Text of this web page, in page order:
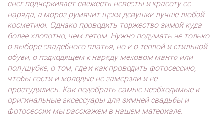
снег подчеркивает свежесть невесты и красоту ее
наряда, а мороз румянит щеки девушки лучше любой
косметики. Однако проводить торжество зимой куда
более хлопотно, чем летом. Нужно подумать не только
о выборе свадебного платья, но и о теплой и стильной
обуви, о подходящем к наряду меховом манто или
полушубке, о том, где и как проводить фотосессию,
чтобы гости и молодые не замерзли и не
простудились. Как подобрать самые необходимые и
оригинальные аксессуары для зимней свадьбы и
фотосессии мы расскажем в нашем материале.